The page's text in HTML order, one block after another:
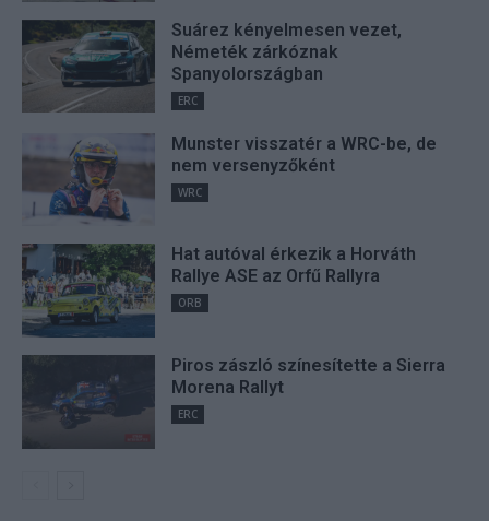
Suárez kényelmesen vezet,
Németék zárkóznak
Spanyolországban
ERC
Munster visszatér a WRC-be, de
nem versenyzőként
WRC
Hat autóval érkezik a Horváth
Rallye ASE az Orfű Rallyra
ORB
Piros zászló színesítette a Sierra
Morena Rallyt
ERC